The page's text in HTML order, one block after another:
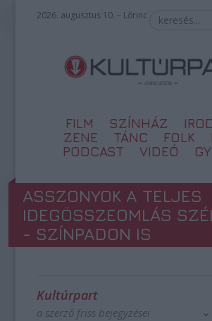
2026. augusztus 10. – Lőrinc
FILM SZÍNHÁZ
ZENE
TÁNC FOLK
PODCAST
VIDEÓ
ASSZONYOK A TELJES
IDEGÖSSZEOMLÁS
- SZÍNPADON IS
Kultúrpart
a szerző friss bejegyzései